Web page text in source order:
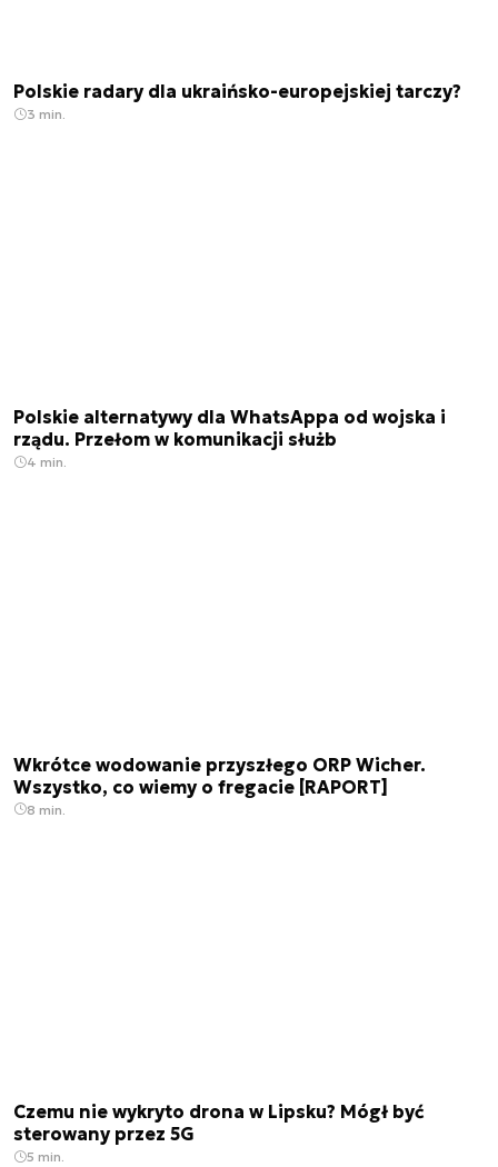
Polskie radary dla ukraińsko-europejskiej tarczy?
3 min.
Polskie alternatywy dla WhatsAppa od wojska i
rządu. Przełom w komunikacji służb
4 min.
Wkrótce wodowanie przyszłego ORP Wicher.
Wszystko, co wiemy o fregacie [RAPORT]
8 min.
Czemu nie wykryto drona w Lipsku? Mógł być
sterowany przez 5G
5 min.